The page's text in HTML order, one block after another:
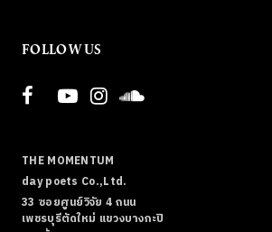
FOLLOW US
THE MOMENTUM
day poets Co.,Ltd.
33 ซอยศูนย์วิจัย 4 ถนน
เพชรบุรีตัดใหม่ แขวงบางกะปิ